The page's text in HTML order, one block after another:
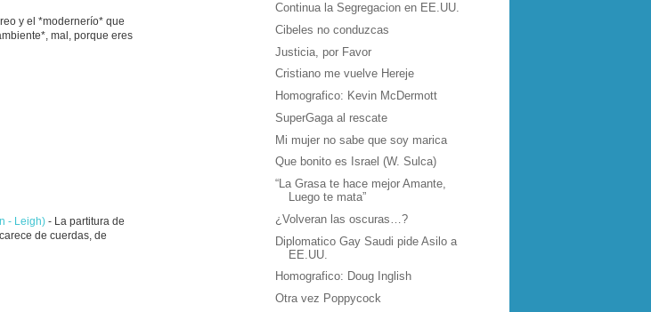
y el *modernerío* que
mal, porque eres
- Leigh) - La partitura de
de cuerdas, de
Continua la Segregacion en EE.UU.
Cibeles no conduzcas
Justicia, por Favor
Cristiano me vuelve Hereje
Homografico: Kevin McDermott
SuperGaga al rescate
Mi mujer no sabe que soy marica
Que bonito es Israel (W. Sulca)
“La Grasa te hace mejor Amante,
Luego te mata”
¿Volveran las oscuras…?
Diplomatico Gay Saudi pide Asilo a
EE.UU.
Homografico: Doug Inglish
Otra vez Poppycock